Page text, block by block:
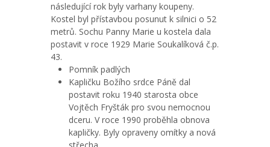
následující rok byly varhany koupeny.
Kostel byl přístavbou posunut k silnici o 52
metrů. Sochu Panny Marie u kostela dala
postavit v roce 1929 Marie Soukalíková č.p.
43.
Pomník padlých
Kapličku Božího srdce Páně dal
postavit roku 1940 starosta obce
Vojtěch Fryšták pro svou nemocnou
dceru. V roce 1990 proběhla obnova
kapličky. Byly opraveny omítky a nová